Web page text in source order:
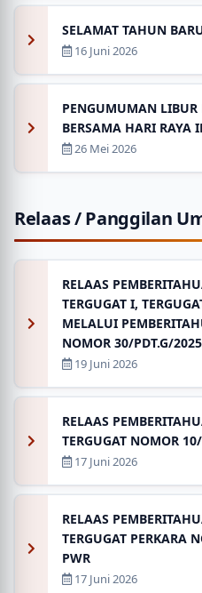
SELAMAT TAHUN
16 Juni 2026
PENGUMUMAN
BERSAMA HARI RAYA
26 Mei 2026
Relaas / Panggilan
RELAAS
TERGUGAT I,
MELALUI
NOMOR 30/PDT.G/
19 Juni 2026
RELAAS
TERGUGAT NOMOR
17 Juni 2026
RELAAS
TERGUGAT PERKARA
PWR
17 Juni 2026